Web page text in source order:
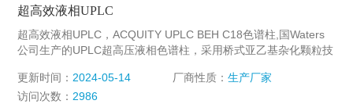
超高效液相UPLC
超高效液相UPLC，ACQUITY UPLC BEH C18色谱柱,国Waters
公司生产的UPLC超高压液相色谱柱，采用桥式亚乙基杂化颗粒技
用的规格1.7 µm, 2.1 mm X 100 mm,订货货号186002352。
更新时间：2024-05-14 厂商性质： 生产厂家
访问次数：2986